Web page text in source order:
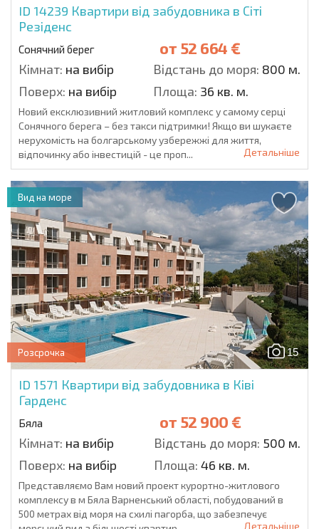
ID 14239 Квартири від забудовника в Сіті
Резіденс
Сонячний берег от 52 664 €
Кімнат: на вибір Відстань до моря: 800 м.
Поверх: на вибір Площа: 36 кв. м.
Новий ексклюзивний житловий комплекс у самому серці
Сонячного берега – без такси підтримки! Якщо ви шукаєте
нерухомість на болгарському узбережжі для життя,
відпочинку або інвестицій - це проп...
Детальніше
15
Розсрочка
ID 1571 Квартири від забудовника в Ківі
Гарденс
Бяла от 52 900 €
Кімнат: на вибір Відстань до моря: 500 м.
Поверх: на вибір Площа: 46 кв. м.
Вид на море
Представляємо Вам новий проект курортно-житлового
комплексу в м Бяла Варненський області, побудований в
500 метрах від моря на схилі пагорба, що забезпечує
Детальніше